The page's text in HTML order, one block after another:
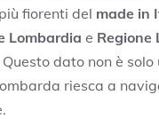
fiorenti del made in
Lombardia e Regione
Questo dato non è
riesca a